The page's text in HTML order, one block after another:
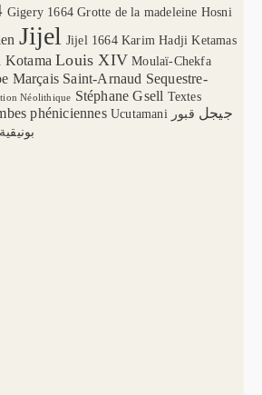
Gigery 1664 Grotte de la madeleine Hosni
Jijel Jijel 1664 Karim Hadji Ketamas
Kotama Louis XIV Moulaï-Chekfa
Marçais Saint-Arnaud Sequestre-
Néolithique Stéphane Gsell Textes
phéniciennes Ucutamani جيجل قبور